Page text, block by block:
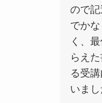
ので
でか
く、
らえ
る受
いまし